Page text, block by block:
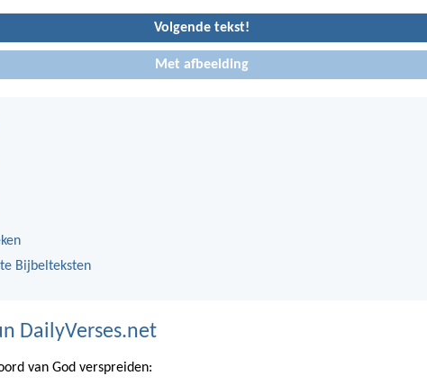
Volgende tekst!
Met afbeelding
Bijbelteksten
DailyVerses.net
van God verspreiden: